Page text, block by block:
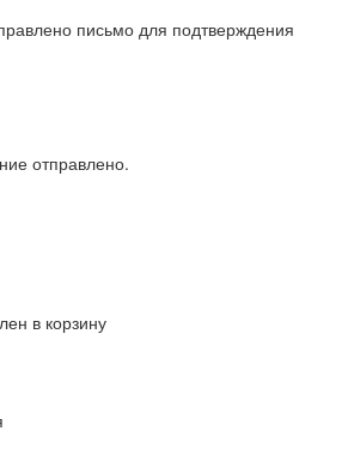
письмо для подтверждения
отправлено.
в корзину